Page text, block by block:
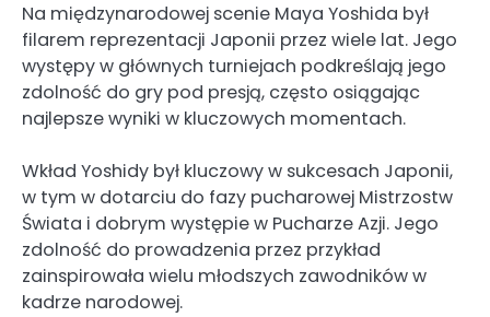
Na międzynarodowej scenie Maya Yoshida był
filarem reprezentacji Japonii przez wiele lat. Jego
występy w głównych turniejach podkreślają jego
zdolność do gry pod presją, często osiągając
najlepsze wyniki w kluczowych momentach.
Wkład Yoshidy był kluczowy w sukcesach Japonii,
w tym w dotarciu do fazy pucharowej Mistrzostw
Świata i dobrym występie w Pucharze Azji. Jego
zdolność do prowadzenia przez przykład
zainspirowała wielu młodszych zawodników w
kadrze narodowej.